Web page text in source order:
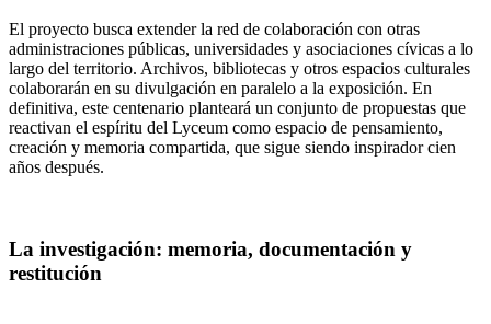
El proyecto busca extender la red de colaboración con otras
administraciones públicas, universidades y asociaciones cívicas a lo
largo del territorio. Archivos, bibliotecas y otros espacios culturales
colaborarán en su divulgación en paralelo a la exposición. En
definitiva, este centenario planteará un conjunto de propuestas que
reactivan el espíritu del Lyceum como espacio de pensamiento,
creación y memoria compartida, que sigue siendo inspirador cien
años después.
La investigación: memoria, documentación y
restitución